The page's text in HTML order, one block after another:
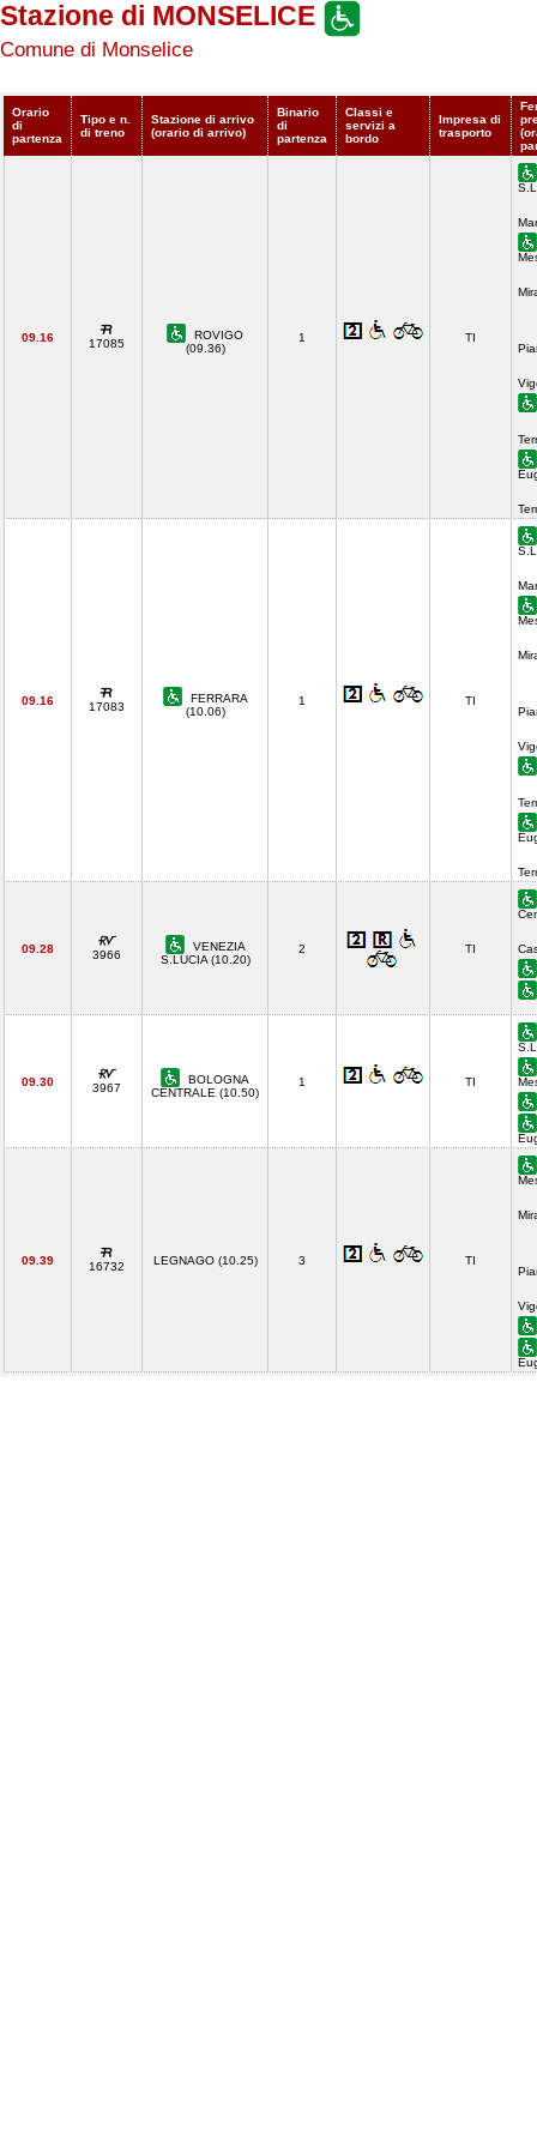
Stazione di MONSELICE
Comune di Monselice
Orario
di
partenza
Tipo e n.
di treno
Stazione di arrivo
(orario di arrivo)
Binario
di
partenza
Classi e
servizi a
bordo
Impresa di
trasporto
09.16 17085
ROVIGO
(09.36)
1 TI
09.16 17083
FERRARA
(10.06)
1 TI
09.28 3966
VENEZIA
S.LUCIA (10.20)
2 TI
09.30 3967
BOLOGNA
CENTRALE (10.50)
1 TI
09.39 16732 LEGNAGO (10.25) 3 TI